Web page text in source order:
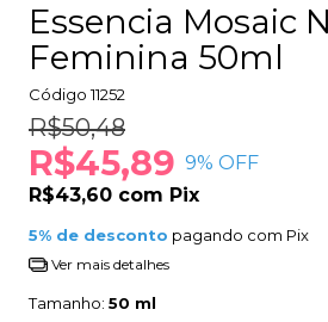
Essencia Mosaic
Feminina 50ml
Código 11252
R$50,48
R$45,89 9% OFF
R$43,60 com Pix
5% de desconto pagando com Pix
Ver mais detalhes
Tamanho: 50 ml